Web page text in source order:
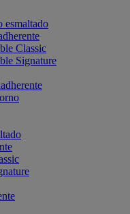
esmaltado
Classic
Signature